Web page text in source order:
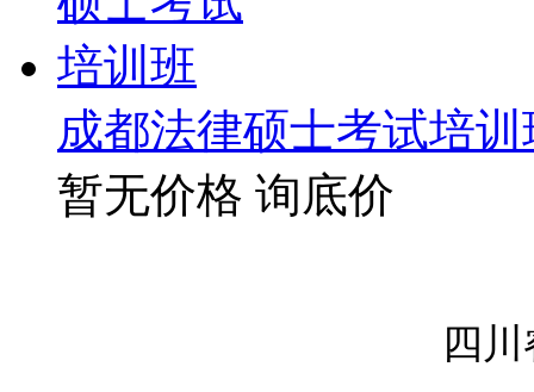
成都法律硕士考试培训
暂无价格 询底价
四